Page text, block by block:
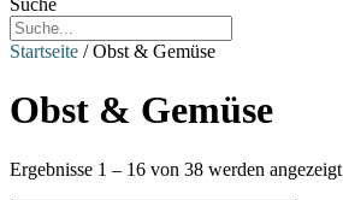
Startseite / Obst & Gemüse
Obst & Gemüse
Ergebnisse 1 – 16 von 38 werden angezeigt